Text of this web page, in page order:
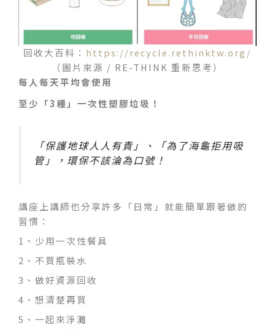
回收大百科： https://recycle.rethinktw.org/
（圖片來源 / RE-THINK 重新思考）
每人每天平均會使用
至少「3種」一次性塑膠垃圾！
「保護地球人人有責」、「為了海龜拒用吸
管」，環保不該淪為口號！
講座上講師也分享許多「日常」就能簡單跟著做的
習慣：
1、少用一次性餐具
2、不買瓶裝水
3、做好資源回收
4、想清楚再買
5、一起來淨灘